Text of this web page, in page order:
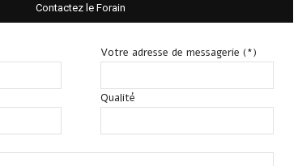
Contactez le Forain
Votre adresse de messagerie (*)
Qualité